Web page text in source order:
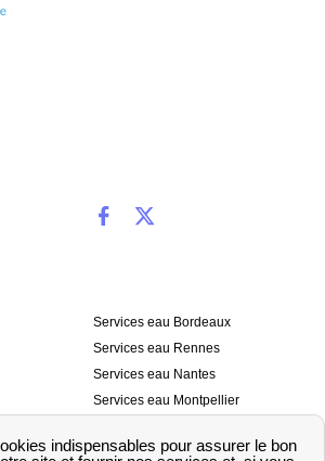
Services eau Bordeaux
Services eau Rennes
Services eau Nantes
Services eau Montpellier
Services eau Strasbourg